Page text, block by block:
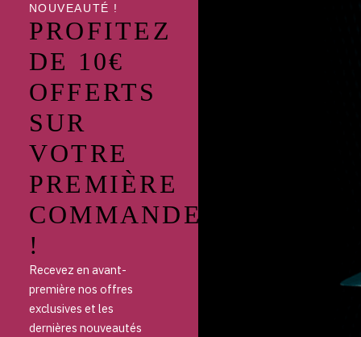
NOUVEAUTÉ !
PROFITEZ
DE 10€
OFFERTS
SUR
VOTRE
PREMIÈRE
COMMANDE
!
Recevez en avant-
première nos offres
exclusives et les
dernières nouveautés